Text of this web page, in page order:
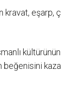
kravat,